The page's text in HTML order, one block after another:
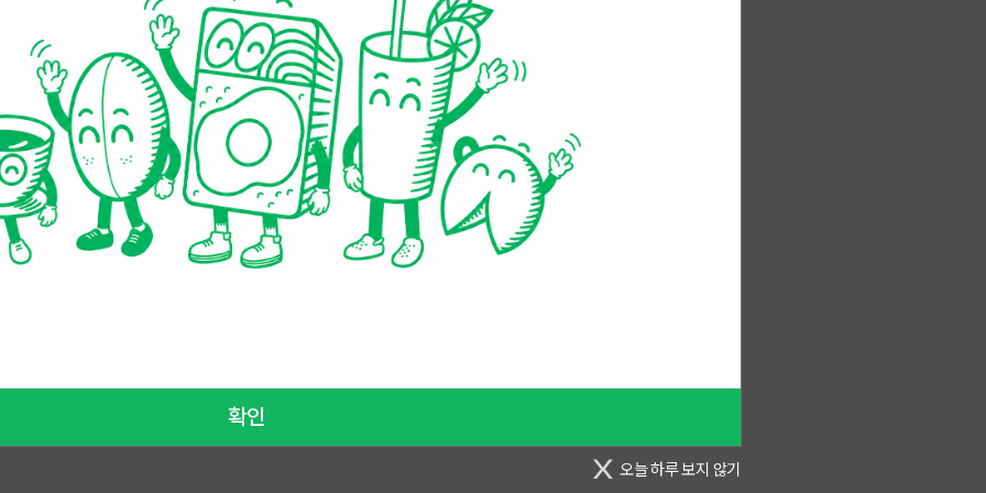
동의
전체동의
[필수]
이용약관과 개인정보 처리방침에 동의합니다.
[선택]
이벤트 및 혜택 정보를 수신하겠습니다.
확인
오늘 하루 보지 않기